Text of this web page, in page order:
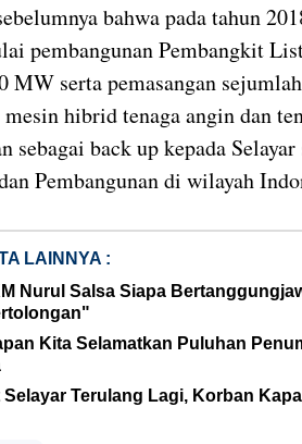
bahwa pada tahun
pembangunan Pembangkit
MW serta pemasangan
hibrid tenaga angin dan
sebagai back up kepada
Pembangunan di wilayah
LAINNYA :
Nurul Salsa Siapa
Kita Selamatkan Puluhan
Selayar Terulang Lagi, Korban